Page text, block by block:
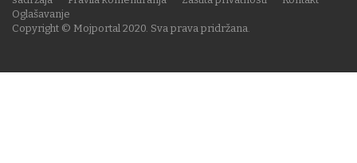
Copyright © Mojportal 2020. Sva prava pridržana.
Oglašavanje